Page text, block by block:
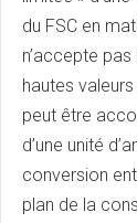
du FSC en
n’accepte
hautes
peut être
d’une unité
conversion
plan de la